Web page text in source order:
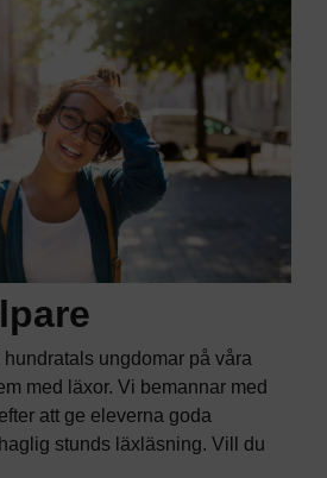
ungdomar på våra
med läxor. Vi bemannar med
att ge eleverna goda
stunds läxläsning. Vill du